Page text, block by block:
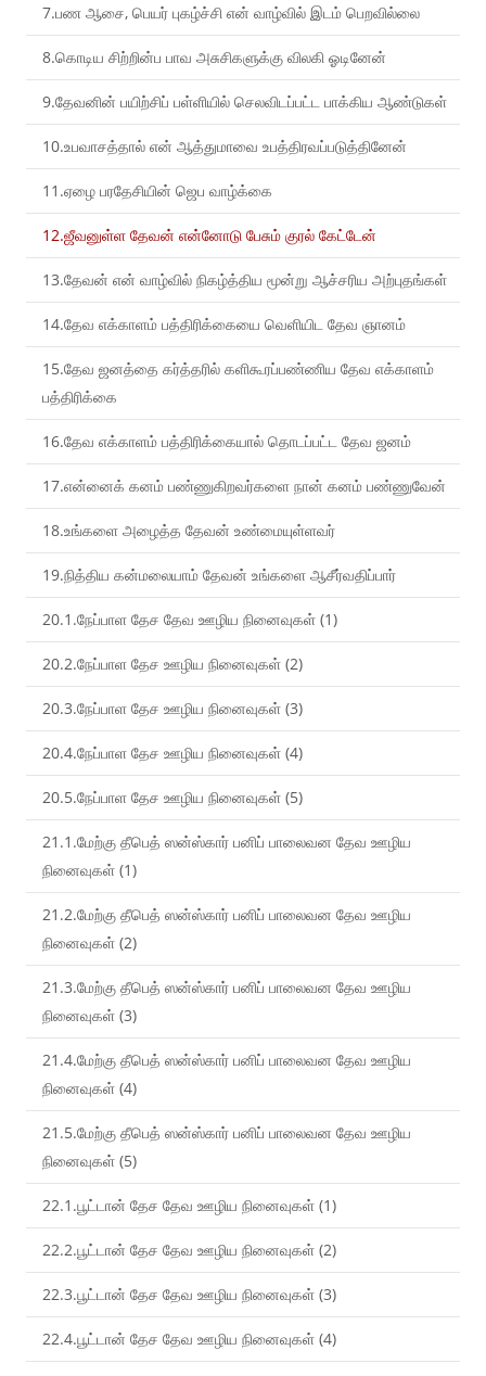
7.பண ஆசை, பெயர் புகழ்ச்சி என் வாழ்வில் இடம் பெறவில்லை
8.கொடிய சிற்றின்ப பாவ அசுசிகளுக்கு விலகி ஓடினேன்
9.தேவனின் பயிற்சிப் பள்ளியில் செலவிடப்பட்ட பாக்கிய ஆண்டுகள்
10.உபவாசத்தால் என் ஆத்துமாவை உபத்திரவப்படுத்தினேன்
11.ஏழை பரதேசியின் ஜெப வாழ்க்கை
12.ஜீவனுள்ள தேவன் என்னோடு பேசும் குரல் கேட்டேன்
13.தேவன் என் வாழ்வில் நிகழ்த்திய மூன்று ஆச்சரிய அற்புதங்கள்
14.தேவ எக்காளம் பத்திரிக்கையை வெளியிட தேவ ஞானம்
15.தேவ ஜனத்தை கர்த்தரில் களிகூரப்பண்ணிய தேவ எக்காளம்
பத்திரிக்கை
16.தேவ எக்காளம் பத்திரிக்கையால் தொடப்பட்ட தேவ ஜனம்
17.என்னைக் கனம் பண்ணுகிறவர்களை நான் கனம் பண்ணுவேன்
18.உங்களை அழைத்த தேவன் உண்மையுள்ளவர்
19.நித்திய கன்மலையாம் தேவன் உங்களை ஆசீர்வதிப்பார்
20.1.நேப்பாள தேச தேவ ஊழிய நினைவுகள் (1)
20.2.நேப்பாள தேச ஊழிய நினைவுகள் (2)
20.3.நேப்பாள தேச ஊழிய நினைவுகள் (3)
20.4.நேப்பாள தேச ஊழிய நினைவுகள் (4)
20.5.நேப்பாள தேச ஊழிய நினைவுகள் (5)
21.1.மேற்கு தீபெத் ஸன்ஸ்கார் பனிப் பாலைவன தேவ ஊழிய
நினைவுகள் (1)
21.2.மேற்கு தீபெத் ஸன்ஸ்கார் பனிப் பாலைவன தேவ ஊழிய
நினைவுகள் (2)
21.3.மேற்கு தீபெத் ஸன்ஸ்கார் பனிப் பாலைவன தேவ ஊழிய
நினைவுகள் (3)
21.4.மேற்கு தீபெத் ஸன்ஸ்கார் பனிப் பாலைவன தேவ ஊழிய
நினைவுகள் (4)
21.5.மேற்கு தீபெத் ஸன்ஸ்கார் பனிப் பாலைவன தேவ ஊழிய
நினைவுகள் (5)
22.1.பூட்டான் தேச தேவ ஊழிய நினைவுகள் (1)
22.2.பூட்டான் தேச தேவ ஊழிய நினைவுகள் (2)
22.3.பூட்டான் தேச தேவ ஊழிய நினைவுகள் (3)
22.4.பூட்டான் தேச தேவ ஊழிய நினைவுகள் (4)